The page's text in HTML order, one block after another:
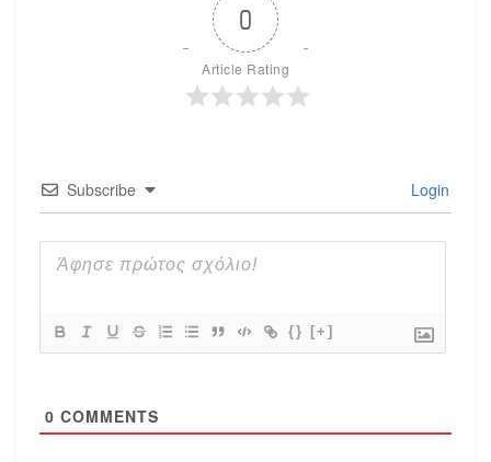
0
Article Rating
Subscribe Login
{} [+]
0 COMMENTS